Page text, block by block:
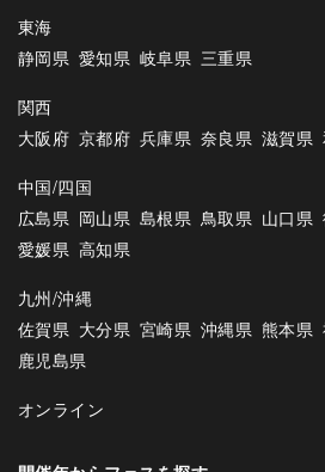
東海
静岡県 愛知県 岐阜県 三重県
関西
大阪府 京都府 兵庫県 奈良県 滋賀県
中国/四国
広島県 岡山県 島根県 鳥取県 山口県
愛媛県 高知県
九州/沖縄
佐賀県 大分県 宮崎県 沖縄県 熊本県
鹿児島県
オンライン